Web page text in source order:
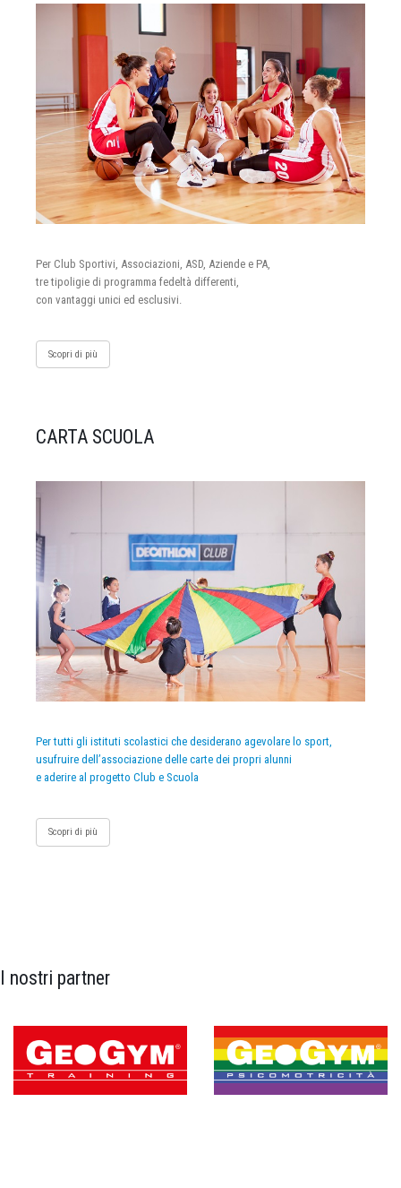
Per Club Sportivi, Associazioni, ASD, Aziende e PA,
tre tipoligie di programma fedeltà differenti,
con vantaggi unici ed esclusivi.
Scopri di più
CARTA SCUOLA
Per tutti gli istituti scolastici che desiderano agevolare lo sport,
usufruire dell’associazione delle carte dei propri alunni
e aderire al progetto Club e Scuola
Scopri di più
I nostri partner